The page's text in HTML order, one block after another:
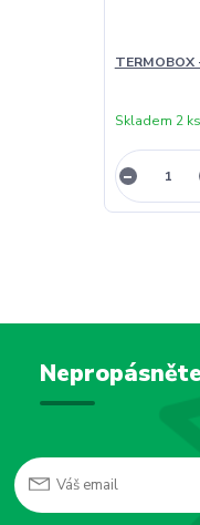
Skladem 2 ks